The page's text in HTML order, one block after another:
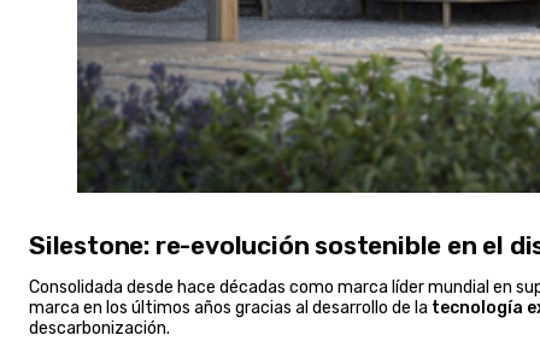
Silestone: re-evolución sostenible en el
Consolidada desde hace décadas como marca líder mundial en
marca en los últimos años gracias al desarrollo de la tecnología
descarbonización.